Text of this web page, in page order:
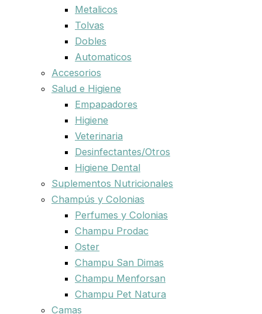
Metalicos
Tolvas
Dobles
Automaticos
Accesorios
Salud e Higiene
Empapadores
Higiene
Veterinaria
Desinfectantes/Otros
Higiene Dental
Suplementos Nutricionales
Champús y Colonias
Perfumes y Colonias
Champu Prodac
Oster
Champu San Dimas
Champu Menforsan
Champu Pet Natura
Camas